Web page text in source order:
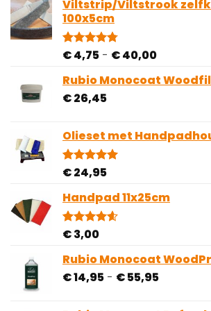
gebaseerd
op
klantbeoordeling
Viltstrip/Viltstrook
100x5cm
Gewaardeerd
gebaseerd
op
81
klantbeoordelingen
€4,75 - €40,00Prijsklasse:
tot
Rubio Monocoat
€26,45
Olieset met
Gewaardeerd
gebaseerd
op
4
klantbeoordelingen
€24,95
Handpad 11x25cm
Gewaardeerd
gebaseerd
op
5
klantbeoordelingen
€3,00
Rubio Monocoat
€14,95 - €55,95Prijsklasse: